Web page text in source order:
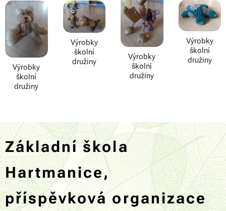
Výrobky
školní
družiny
Výrobky
školní
družiny
Výrobky
školní
družiny
Výrobky
školní
družiny
Základní škola
Hartmanice,
příspěvková organizace